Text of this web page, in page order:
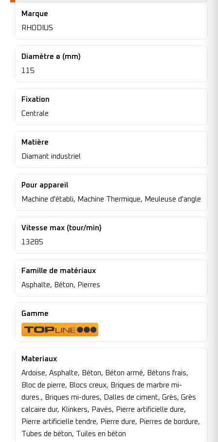
Marque
RHODIUS
Diamètre ø (mm)
115
Fixation
Centrale
Matière
Diamant industriel
Pour appareil
Machine d'établi, Machine Thermique, Meuleuse d'angle
Vitesse max (tour/min)
13285
Famille de matériaux
Asphalte, Béton, Pierres
Gamme
Materiaux
Ardoise, Asphalte, Béton, Béton armé, Bétons frais,
Bloc de pierre, Blocs creux, Briques de marbre mi-
dures., Briques mi-dures, Dalles de ciment, Grès, Grès
calcaire dur, Klinkers, Pavés, Pierre artificielle dure,
Pierre artificielle tendre, Pierre dure, Pierres de bordure,
Tubes de béton, Tuiles en béton